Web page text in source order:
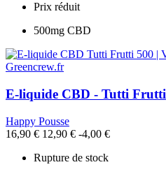
Prix réduit
500mg CBD
E-liquide CBD - Tutti Frutti
Happy Pousse
16,90 € 12,90 € -4,00 €
Rupture de stock